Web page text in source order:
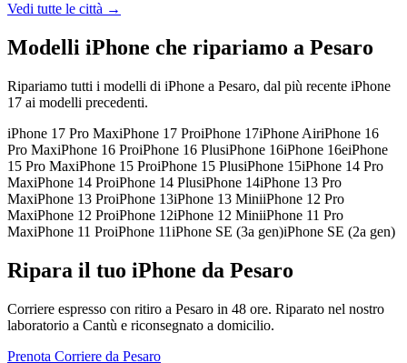
Vedi tutte le città →
Modelli iPhone che ripariamo a Pesaro
Ripariamo tutti i modelli di iPhone a Pesaro, dal più recente iPhone
17 ai modelli precedenti.
iPhone 17 Pro MaxiPhone 17 ProiPhone 17iPhone AiriPhone 16
Pro MaxiPhone 16 ProiPhone 16 PlusiPhone 16iPhone 16eiPhone
15 Pro MaxiPhone 15 ProiPhone 15 PlusiPhone 15iPhone 14 Pro
MaxiPhone 14 ProiPhone 14 PlusiPhone 14iPhone 13 Pro
MaxiPhone 13 ProiPhone 13iPhone 13 MiniiPhone 12 Pro
MaxiPhone 12 ProiPhone 12iPhone 12 MiniiPhone 11 Pro
MaxiPhone 11 ProiPhone 11iPhone SE (3a gen)iPhone SE (2a gen)
Ripara il tuo iPhone da Pesaro
Corriere espresso con ritiro a Pesaro in 48 ore. Riparato nel nostro
laboratorio a Cantù e riconsegnato a domicilio.
Prenota Corriere da Pesaro